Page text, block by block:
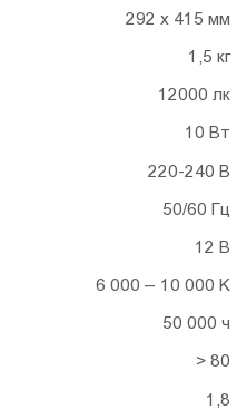
292 х 415 мм
1,5 кг
12000 лк
10 Вт
220-240 В
50/60 Гц
12 В
6 000 – 10 000 K
50 000 ч
> 80
1,8